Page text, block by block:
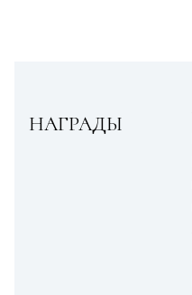
НАГРАДЫ